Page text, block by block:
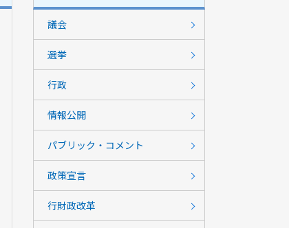
議会
選挙
行政
情報公開
パブリック・コメント
政策宣言
行財政改革